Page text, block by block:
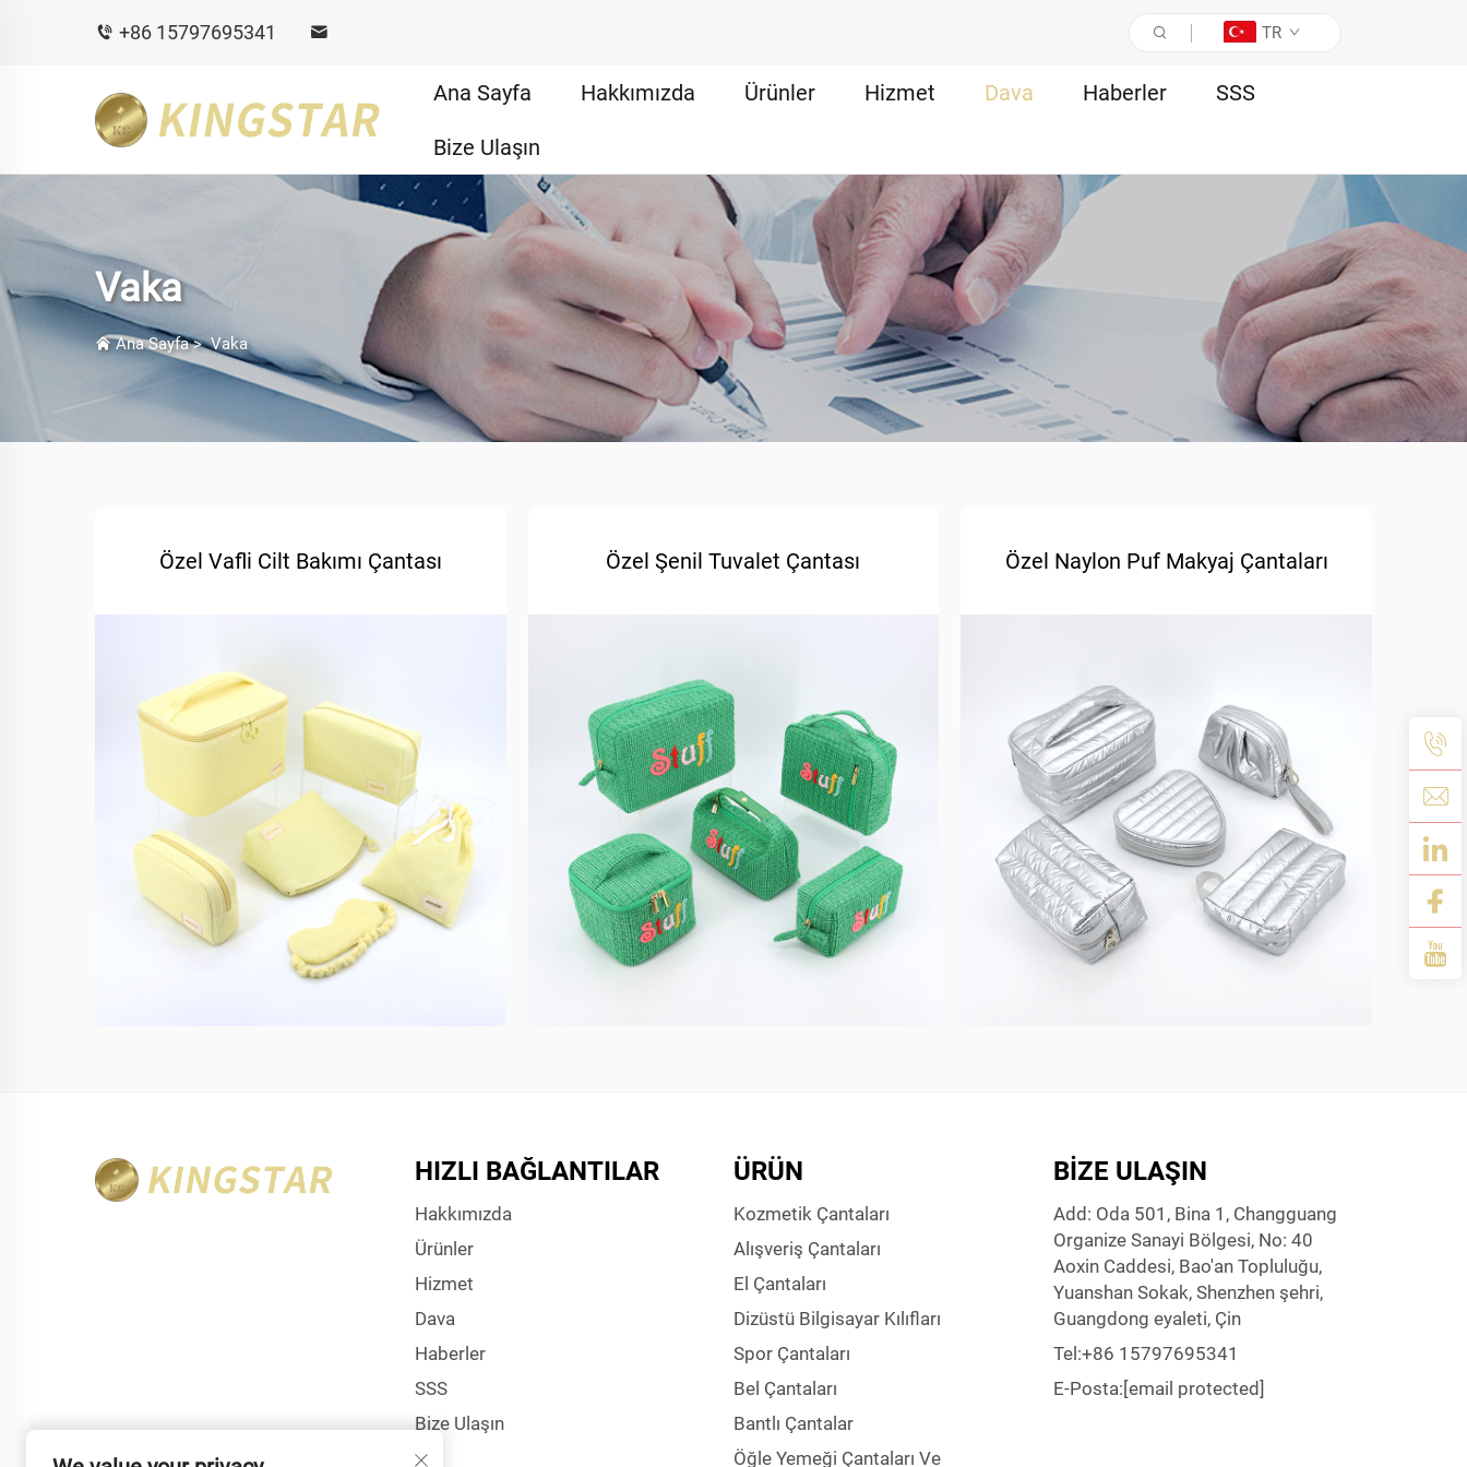
+86 15797695341 TR
Ana Sayfa Hakkımızda Ürünler Hizmet Dava Haberler SSS
Bize Ulaşın
Vaka
Ana Sayfa>Vaka
Özel Vafli Cilt Bakımı Çantası Özel Şenil Tuvalet Çantası Özel Naylon Puf Makyaj Çantaları
HIZLI BAĞLANTILAR
Hakkımızda
Ürünler
Hizmet
Dava
Haberler
SSS
Bize Ulaşın
ÜRÜN
Kozmetik Çantaları
Alışveriş Çantaları
El Çantaları
Dizüstü Bilgisayar Kılıfları
Spor Çantaları
Bel Çantaları
Bantlı Çantalar
Öğle Yemeği Çantaları Ve
BIZE ULAŞIN
Add: Oda 501, Bina 1, Changguang
Organize Sanayi Bölgesi, No: 40
Aoxin Caddesi, Bao'an Topluluğu,
Yuanshan Sokak, Shenzhen şehri,
Guangdong eyaleti, Çin
Tel:+86 15797695341
E-Posta:[email protected]